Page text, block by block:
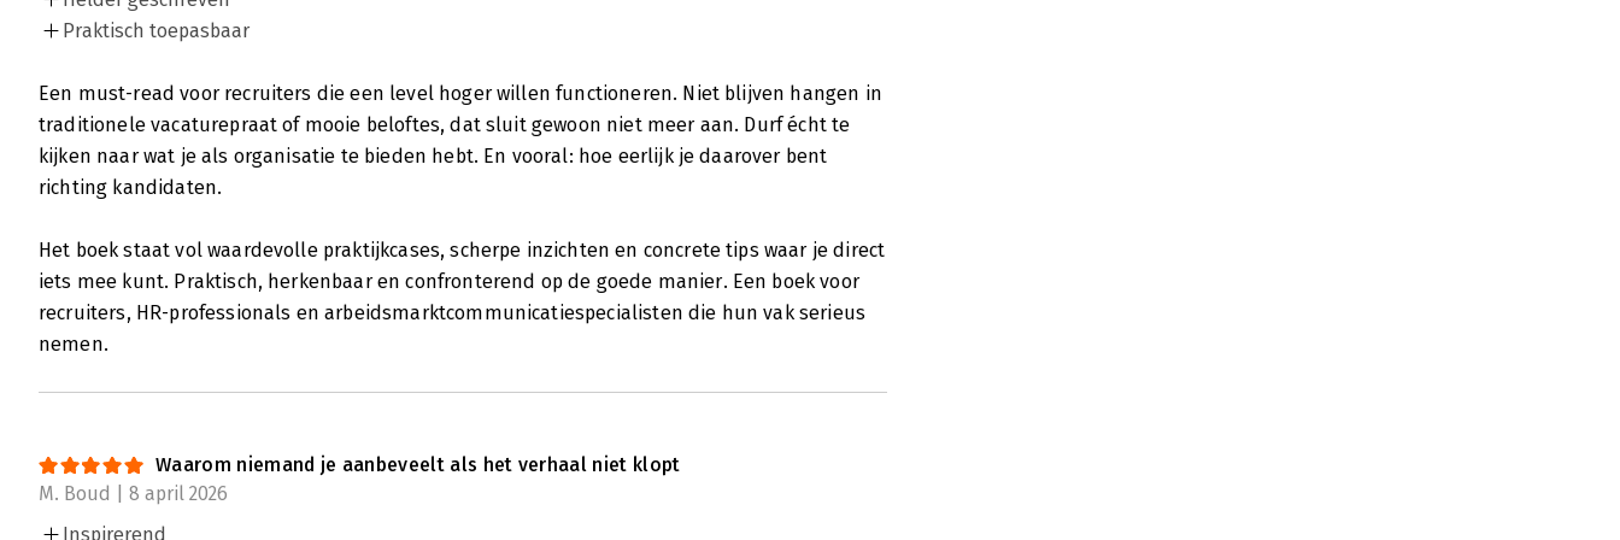
Praktisch toepasbaar
Een must-read voor recruiters die een level hoger willen functioneren. Niet blijven hangen in
traditionele vacaturepraat of mooie beloftes, dat sluit gewoon niet meer aan. Durf écht te
kijken naar wat je als organisatie te bieden hebt. En vooral: hoe eerlijk je daarover bent
richting kandidaten.
Het boek staat vol waardevolle praktijkcases, scherpe inzichten en concrete tips waar je direct
iets mee kunt. Praktisch, herkenbaar en confronterend op de goede manier. Een boek voor
recruiters, HR-professionals en arbeidsmarktcommunicatiespecialisten die hun vak serieus
nemen.
Waarom niemand je aanbeveelt als het verhaal niet klopt
M. Boud | 8 april 2026
Inspirerend